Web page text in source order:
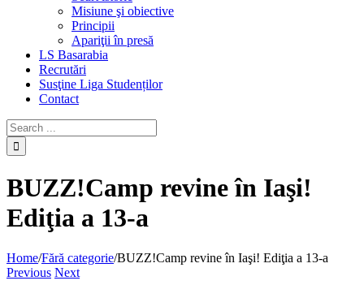
Misiune şi obiective
Principii
Apariţii în presă
LS Basarabia
Recrutări
Susţine Liga Studenților
Contact
BUZZ!Camp revine în Iaşi!
Ediţia a 13-a
Home/Fără categorie/BUZZ!Camp revine în Iaşi! Ediţia a 13-a
Previous Next